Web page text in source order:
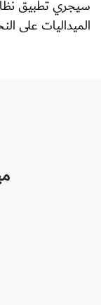
سيجري تطبيق
الميداليات على